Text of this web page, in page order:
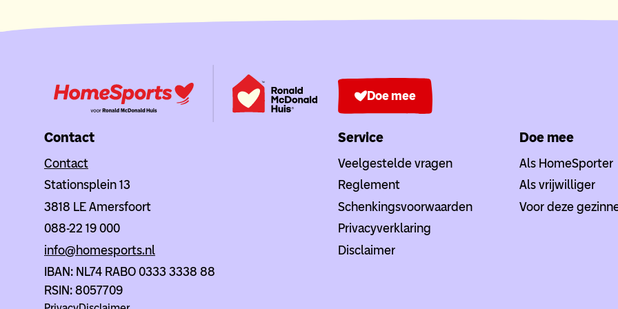
Doe mee
Contact
Contact
Stationsplein 13
3818 LE Amersfoort
088-22 19 000
info@homesports.nl
IBAN: NL74 RABO 0333 3338 88
RSIN: 8057709
Service
Veelgestelde vragen
Reglement
Schenkingsvoorwaarden
Privacyverklaring
Disclaimer
Doe mee
Als HomeSporter
Als vrijwilliger
Voor deze